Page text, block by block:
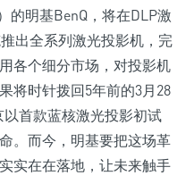
的明基BenQ，将在DLP激
出全系列激光投影机，完
各个细分市场，对投影机
将时针拨回5年前的3月28
首款蓝核激光投影初试
。而今，明基要把这场革
实在在落地，让未来触手